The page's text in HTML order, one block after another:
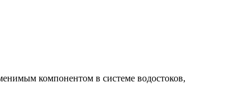
компонентом в системе водостоков,